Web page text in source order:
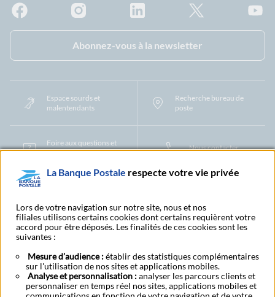
Abonnez-vous à la newsletter
Espace sourds et
malentendants
Recherche bureau de
poste
Foire aux questions et
centre d'aide
Nous contacter
Protection des Données à Caractère PersonnelFiliales et partenaires
CookiesGestion des cookiesActualiser vos informations
Contestation et réclamation Coordonnées Centres Financiers
Alertes fraudes et points de vigilance Actualités réglementaires CGU
Aide navigateur et systèmes d'exploitation
Vider le cache de votre navigateurLexique Aide et accessibilité
Accessibilité – Partiellement conforme Espace candidature
La Banque Postale respecte votre vie privée
Lors de votre navigation sur notre site, nous et nos
filiales utilisons certains cookies dont certains requièrent votre
accord pour être déposés. Les finalités de ces cookies sont les
suivantes :
Mesure d’audience :établir des statistiques complémentaires
sur l'utilisation de nos sites et applications mobiles.
Analyse et personnalisation :analyser les parcours clients et
personnaliser en temps réel nos sites, applications mobiles et